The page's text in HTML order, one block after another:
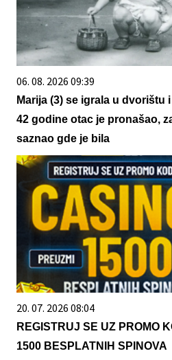
06. 08. 2026 09:39
Marija (3) se igrala u dvorištu
42 godine otac je pronašao,
saznao gde je bila
20. 07. 2026 08:04
REGISTRUJ SE UZ PROMO
1500 BESPLATNIH SPINOVA